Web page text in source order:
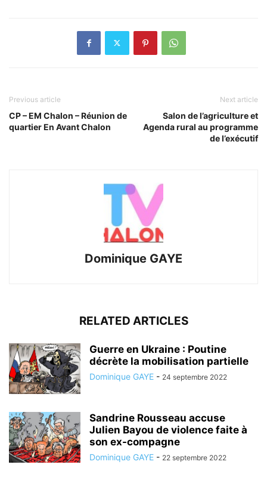
Previous article
CP – EM Chalon – Réunion de
quartier En Avant Chalon
Next article
Salon de l’agriculture et
Agenda rural au programme
de l’exécutif
Dominique GAYE
RELATED ARTICLES
Guerre en Ukraine : Poutine
décrète la mobilisation partielle
Dominique GAYE - 24 septembre 2022
Sandrine Rousseau accuse
Julien Bayou de violence faite à
son ex-compagne
Dominique GAYE - 22 septembre 2022